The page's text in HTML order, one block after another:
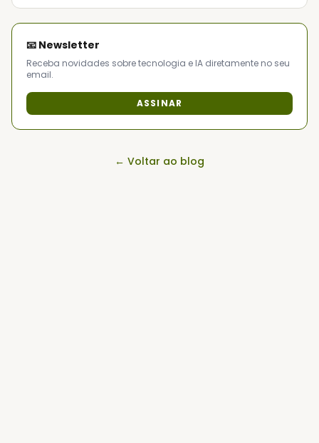
📧 Newsletter
Receba novidades sobre tecnologia e IA diretamente no seu
email.
ASSINAR
← Voltar ao blog